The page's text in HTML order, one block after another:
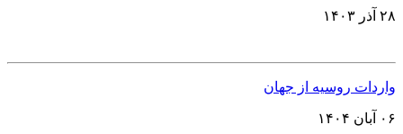
۲۸ آذر ۱۴۰۳
واردات روسیه از جهان
۰۶ آبان ۱۴۰۴